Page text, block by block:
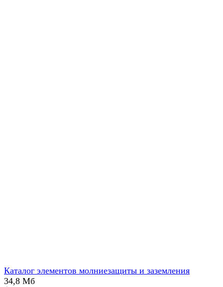
Каталог элементов молниезащиты и заземления
34,8 Мб